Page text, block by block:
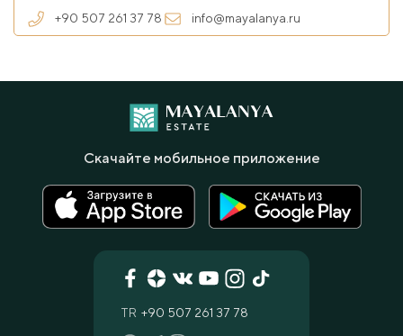
+90 507 261 37 78 info@mayalanya.ru
TR +90 507 261 37 78
Скачайте мобильное приложение